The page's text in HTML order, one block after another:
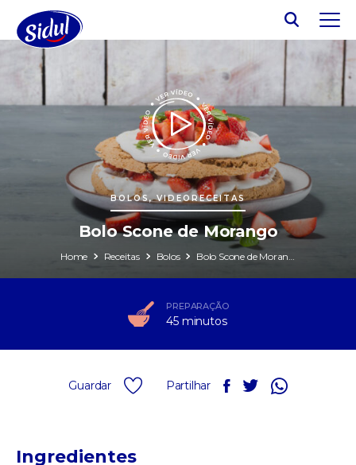
BOLOS, VIDEORECEITAS
Bolo Scone de Morango
Home Receitas Bolos Bolo Scone de Morango
PREPARAÇÃO
45 minutos
Guardar Partilhar
Ingredientes